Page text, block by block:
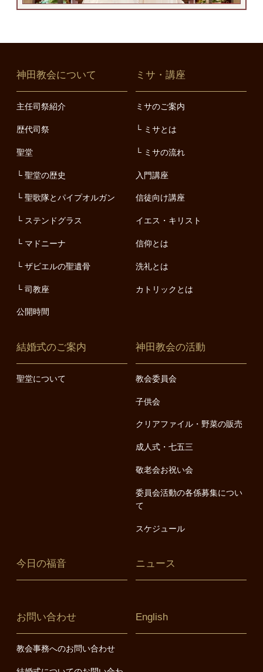
神田教会について
主任司祭紹介
歴代司祭
聖堂
聖堂の歴史
聖歌隊とパイプオルガン
ステンドグラス
マドニーナ
ザビエルの聖遺骨
司教座
公開時間
ミサ・講座
ミサのご案内
ミサとは
ミサの流れ
入門講座
信徒向け講座
イエス・キリスト
信仰とは
洗礼とは
カトリックとは
結婚式のご案内
聖堂について
神田教会の活動
教会委員会
子供会
クリアファイル・野菜の販売
成人式・七五三
敬老会お祝い会
委員会活動の各係募集につい
て
スケジュール
今日の福音 ニュース
お問い合わせ
教会事務へのお問い合わせ
English